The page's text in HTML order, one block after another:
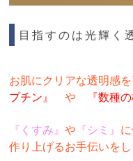
目指すのは光輝く
お肌にクリアな透明感
プチン』や 『数種
『くすみ』や 『シミ』
作り上げるお手伝いを